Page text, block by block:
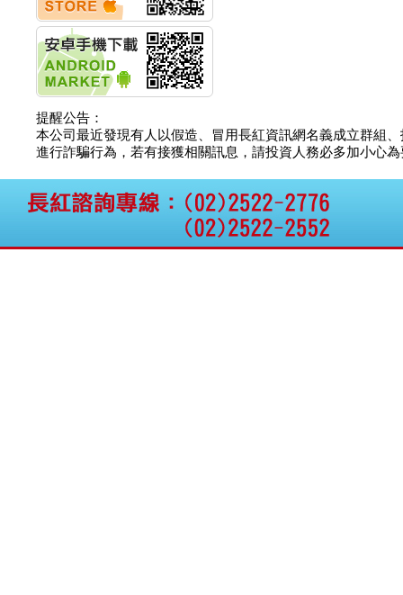
及代理發
華旭先進:代重要子公司
碩通散熱股份有限公司
公告董事會決議發行員
工認股權
華旭先進:代重要子公司
碩通散熱股份有限公司
公告董事會追認113年
向關係
華旭先進:代重要子公司
碩通散熱股份有限公司
公告向關係人取得使用
權資產
仁新醫藥:代重要子公司
BeliteBio,Inc公告受邀參
提醒公告：
本公司最近發現有人以假造、冒用長紅資訊網名義成立群組
進行詐騙行為，若有接獲相關訊息，請投資人務必多加小心